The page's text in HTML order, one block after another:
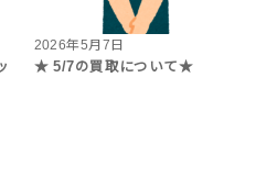
2026年5月7日
★ 5/7の買取について★